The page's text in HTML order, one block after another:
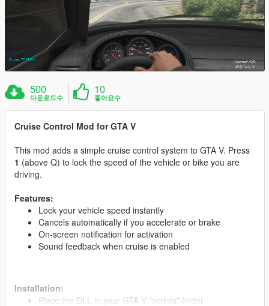
500
다운로드수
10
좋아요수
Cruise Control Mod for GTA V
This mod adds a simple cruise control system to GTA V. Press
1 (above Q) to lock the speed of the vehicle or bike you are
driving.
Features:
Lock your vehicle speed instantly
Cancels automatically if you accelerate or brake
On-screen notification for activation
Sound feedback when cruise is enabled
Installation:
Place the DLL in your GTA V "scripts" folder